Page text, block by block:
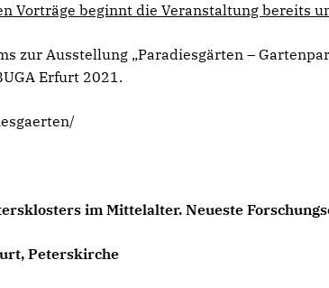
Vorträge beginnt die Veranstaltung bereits
zur Ausstellung „Paradiesgärten –
Erfurt 2021.
im Mittelalter. Neueste
Peterskirche